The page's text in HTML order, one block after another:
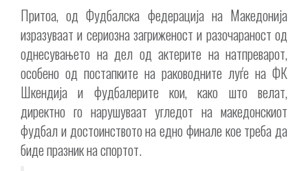
Притоа, од Фудбалска федерација на Македонија
изразуваат и сериозна загриженост и разочараност од
однесувањето на дел од актерите на натпреварот,
особено од постапките на раководните луѓе на ФК
Шкендија и фудбалерите кои, како што велат,
директно го нарушуваат угледот на македонскиот
фудбал и достоинството на едно финале кое треба да
биде празник на спортот.